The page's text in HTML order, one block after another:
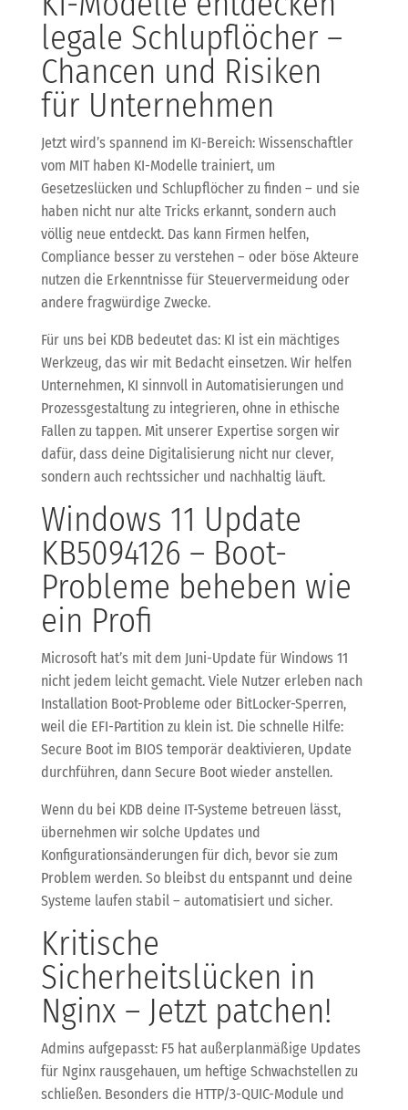
legale Schlupflöcher –
Chancen und Risiken
für Unternehmen
Jetzt wird’s spannend im KI-Bereich: Wissenschaftler
vom MIT haben KI-Modelle trainiert, um
Gesetzeslücken und Schlupflöcher zu finden – und sie
haben nicht nur alte Tricks erkannt, sondern auch
völlig neue entdeckt. Das kann Firmen helfen,
Compliance besser zu verstehen – oder böse Akteure
nutzen die Erkenntnisse für Steuervermeidung oder
andere fragwürdige Zwecke.
Für uns bei KDB bedeutet das: KI ist ein mächtiges
Werkzeug, das wir mit Bedacht einsetzen. Wir helfen
Unternehmen, KI sinnvoll in Automatisierungen und
Prozessgestaltung zu integrieren, ohne in ethische
Fallen zu tappen. Mit unserer Expertise sorgen wir
dafür, dass deine Digitalisierung nicht nur clever,
sondern auch rechtssicher und nachhaltig läuft.
Windows 11 Update
KB5094126 – Boot-
Probleme beheben wie
ein Profi
Microsoft hat’s mit dem Juni-Update für Windows 11
nicht jedem leicht gemacht. Viele Nutzer erleben nach
Installation Boot-Probleme oder BitLocker-Sperren,
weil die EFI-Partition zu klein ist. Die schnelle Hilfe:
Secure Boot im BIOS temporär deaktivieren, Update
durchführen, dann Secure Boot wieder anstellen.
Wenn du bei KDB deine IT-Systeme betreuen lässt,
übernehmen wir solche Updates und
Konfigurationsänderungen für dich, bevor sie zum
Problem werden. So bleibst du entspannt und deine
Systeme laufen stabil – automatisiert und sicher.
Kritische
Sicherheitslücken in
Nginx – Jetzt patchen!
Admins aufgepasst: F5 hat außerplanmäßige Updates
für Nginx rausgehauen, um heftige Schwachstellen zu
schließen. Besonders die HTTP/3-QUIC-Module und